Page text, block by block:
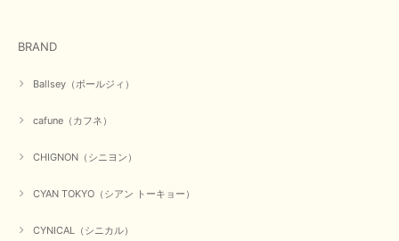
BRAND
Ballsey（ボールジィ）
cafune（カフネ）
CHIGNON（シニヨン）
CYAN TOKYO（シアン トーキョー）
CYNICAL（シニカル）